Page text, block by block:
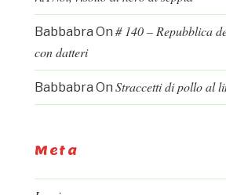
Babbabra On # 140 – Repubblica
con datteri
Babbabra On Straccetti di pollo al
Meta